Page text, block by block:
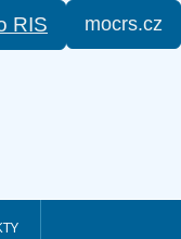
RIS mocrs.cz